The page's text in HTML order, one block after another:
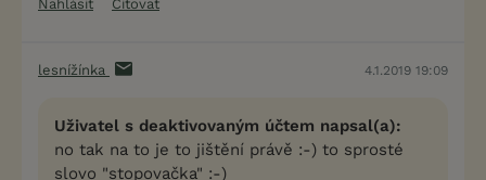
Nahlásit
Citovat
lesnížínka 4.1.2019 19:09
Uživatel s deaktivovaným účtem napsal(a):
no tak na to je to jištění právě :-) to sprosté
slovo "stopovačka" :-)